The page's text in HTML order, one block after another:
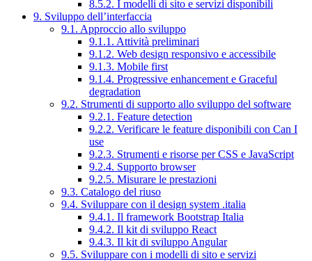
8.5.2. I modelli di sito e servizi disponibili
9. Sviluppo dell’interfaccia
9.1. Approccio allo sviluppo
9.1.1. Attività preliminari
9.1.2. Web design responsivo e accessibile
9.1.3. Mobile first
9.1.4. Progressive enhancement e Graceful
degradation
9.2. Strumenti di supporto allo sviluppo del software
9.2.1. Feature detection
9.2.2. Verificare le feature disponibili con Can I
use
9.2.3. Strumenti e risorse per CSS e JavaScript
9.2.4. Supporto browser
9.2.5. Misurare le prestazioni
9.3. Catalogo del riuso
9.4. Sviluppare con il design system .italia
9.4.1. Il framework Bootstrap Italia
9.4.2. Il kit di sviluppo React
9.4.3. Il kit di sviluppo Angular
9.5. Sviluppare con i modelli di sito e servizi